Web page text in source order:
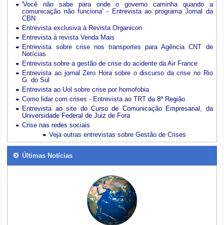
'Você não sabe para onde o governo caminha quando a
comunicação não funciona' - Entrevista ao programa Jornal da
CBN
Entrevista exclusiva à Revista Organicon
Entrevista à revista Venda Mais
Entrevista sobre crise nos transportes para Agência CNT de
Notícias
Entrevista sobre a gestão de crise do acidente da Air France
Entrevista ao jornal Zero Hora sobre o discurso da crise no Rio
G. do Sul
Entrevista ao Uol sobre crise por homofobia
Como lidar com crises - Entrevista ao TRT da 8ª Região
Entrevista ao site do Curso de Comunicação Empresarial, da
Universidade Federal de Juiz de Fora
Crise nas redes sociais
Veja outras entrevistas sobre Gestão de Crises
Últimas Notícias